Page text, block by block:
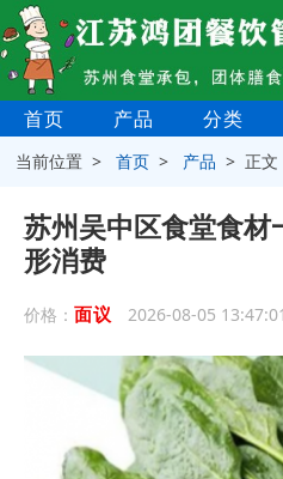
首页 产品 分类
当前位置 >首页 > 产品 > 正文
苏州吴中区食堂食材
形消费
价格： 面议 2026-08-05